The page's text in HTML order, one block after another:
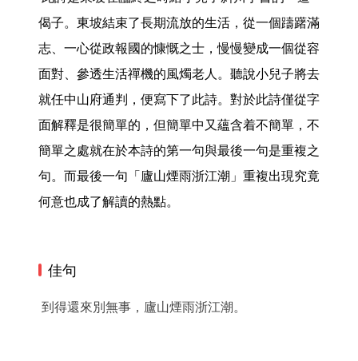
偈子。東坡結束了長期流放的生活，從一個躊躇滿
志、一心從政報國的慷慨之士，慢慢變成一個從容
面對、參透生活禪機的風燭老人。聽說小兒子將去
就任中山府通判，便寫下了此詩。對於此詩僅從字
面解釋是很簡單的，但簡單中又蘊含着不簡單，不
簡單之處就在於本詩的第一句與最後一句是重複之
句。而最後一句「廬山煙雨浙江潮」重複出現究竟
何意也成了解讀的熱點。
佳句
到得還來別無事，廬山煙雨浙江潮。